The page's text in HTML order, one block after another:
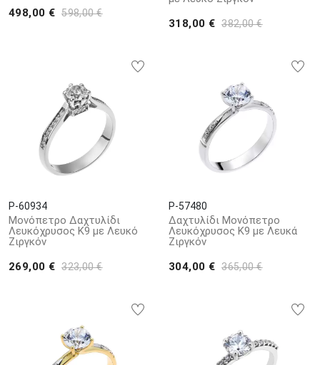
498,00 € 598,00 €
318,00 € 382,00 €
P-60934
Μονόπετρο Δαχτυλίδι
Λευκόχρυσος Κ9 με Λευκό
Ζιργκόν
269,00 € 323,00 €
P-57480
Δαχτυλίδι Μονόπετρο
Λευκόχρυσος Κ9 με Λευκά
Ζιργκόν
304,00 € 365,00 €